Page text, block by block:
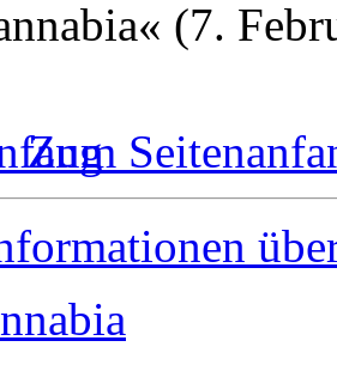
(7.
Zum